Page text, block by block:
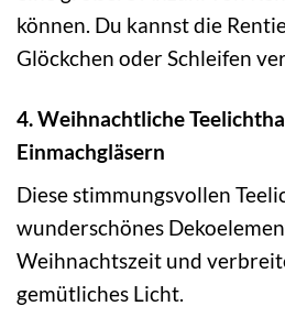
können. Du kannst die
Glöckchen oder Schleifen
4. Weihnachtliche
Einmachgläsern
Diese stimmungsvollen
wunderschönes
Weihnachtszeit und
gemütliches Licht.